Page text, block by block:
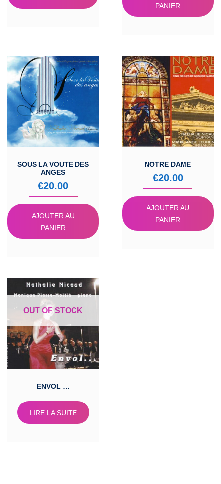
PANIER
SOUS LA VOÛTE DES
ANGES
€20.00
AJOUTER AU
PANIER
NOTRE DAME
€20.00
AJOUTER AU
PANIER
ENVOL …
LIRE LA SUITE